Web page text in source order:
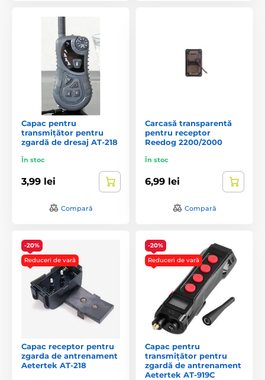
Capac pentru
transmițător pentru
zgardă de dresaj AT-218
În stoc
3,99 lei
Compară
Carcasă transparentă
pentru receptor
Reedog 2200/2000
În stoc
6,99 lei
Compară
-20%
Reduceri de vară
Capac receptor pentru
zgarda de antrenament
Aetertek AT-218
-20%
Reduceri de vară
Capac pentru
transmițător pentru
zgardă de antrenament
Aetertek AT-919C